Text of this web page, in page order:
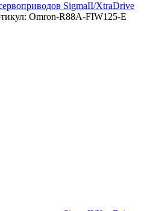
SigmaII/XtraDrive
Omron-R88A-FIW125-E